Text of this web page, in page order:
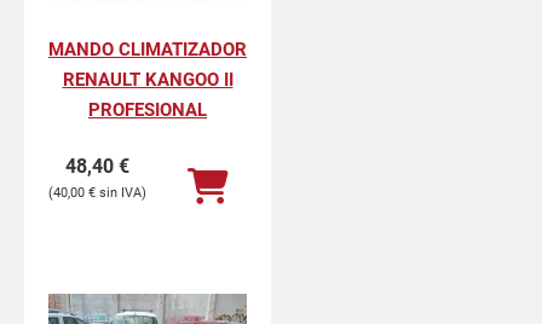
MANDO CLIMATIZADOR
RENAULT KANGOO II
PROFESIONAL
48,40 €
40,00 €